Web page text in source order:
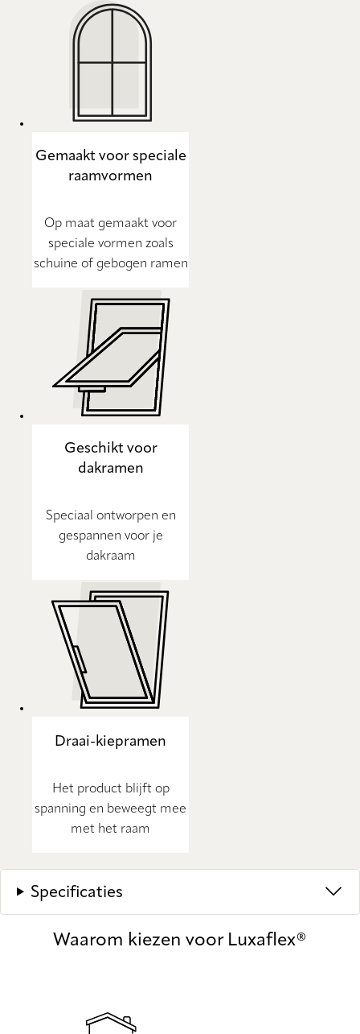
Gemaakt voor speciale
raamvormen
Op maat gemaakt voor
speciale vormen zoals
schuine of gebogen ramen
Geschikt voor
dakramen
Speciaal ontworpen en
gespannen voor je
dakraam
Draai-kiepramen
Het product blijft op
spanning en beweegt mee
met het raam
Specificaties
Waarom kiezen voor Luxaflex®